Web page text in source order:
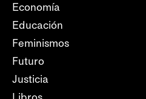
Economía
Educación
Feminismos
Futuro
Justicia